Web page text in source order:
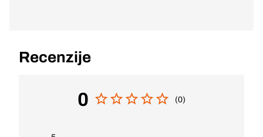
Recenzije
0 (0)